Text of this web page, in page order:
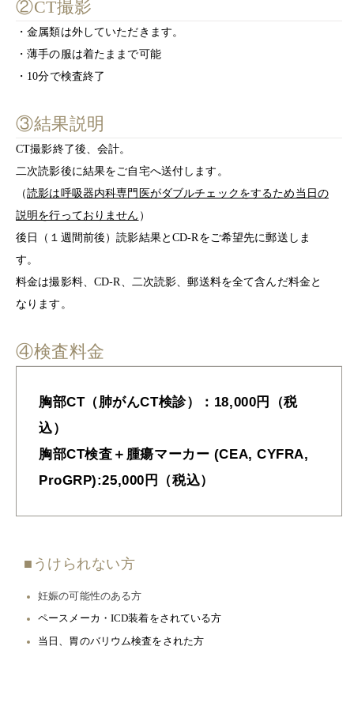
②CT撮影
・金属類は外していただきます。
・薄手の服は着たままで可能
・10分で検査終了
③結果説明
CT撮影終了後、会計。
二次読影後に結果をご自宅へ送付します。
（読影は呼吸器内科専門医がダブルチェックをするため当日の
説明を行っておりません ）
後日（１週間前後）読影結果とCD-Rをご希望先に郵送しま
す。
料金は撮影料、CD-R、二次読影、郵送料を全て含んだ料金と
なります。
④検査料金
胸部CT（肺がんCT検診）：18,000円（税
込）
胸部CT検査＋腫瘍マーカー (CEA, CYFRA,
ProGRP):25,000円（税込）
■うけられない方
妊娠の可能性のある方
ペースメーカ・ICD装着をされている方
当日、胃のバリウム検査をされた方